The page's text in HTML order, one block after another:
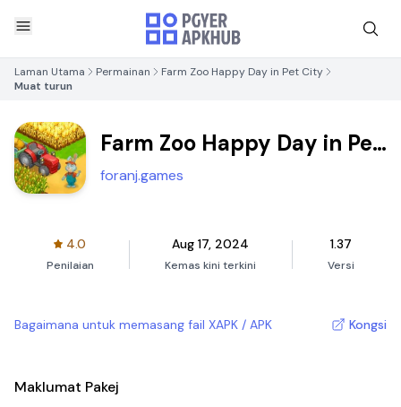
Laman Utama Permainan
Farm Zoo Happy Day in Pet City
Muat turun
Farm Zoo Happy Day in Pet
City
foranj.games
4.0
Penilaian
Aug 17, 2024
Kemas kini terkini
1.37
Versi
Bagaimana untuk memasang fail XAPK / APK Kongsi
Maklumat Pakej